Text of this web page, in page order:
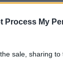
Process My
sale, sharing